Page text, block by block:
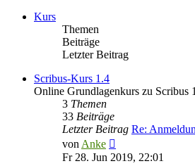
Kurs
Themen
Beiträge
Letzter Beitrag
Scribus-Kurs 1.4
Online Grundlagenkurs zu Scribus
3 Themen
33 Beiträge
Letzter Beitrag Re:
von Anke
Beitrag
Fr 28. Jun 2019, 22:01